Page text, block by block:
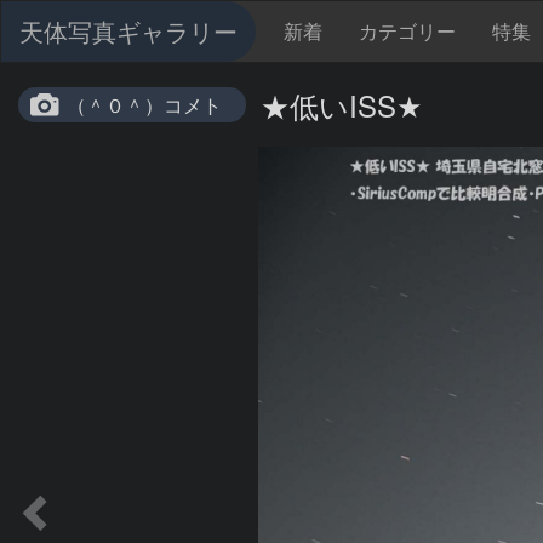
天体写真ギャラリー 新着 カテゴリー 特集
（＾０＾）コメト ★低いISS★